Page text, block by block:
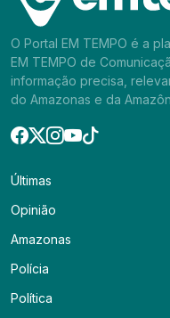
O Portal EM TEMPO é a
EM TEMPO de
informação precisa,
do Amazonas e da
Últimas
Opinião
Amazonas
Polícia
Política